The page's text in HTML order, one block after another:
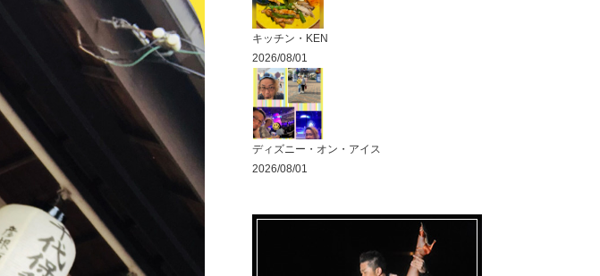
キッチン・KEN
2026/08/01
ディズニー・オン・アイス
2026/08/01